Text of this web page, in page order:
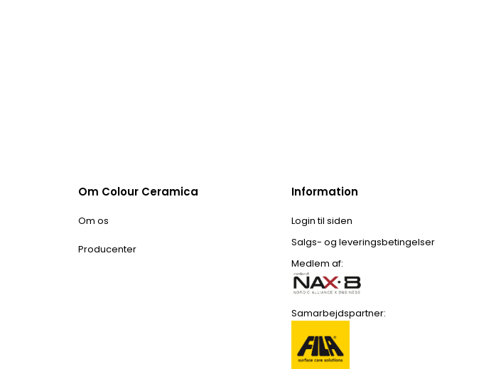
Om Colour Ceramica
Om os
Producenter
Information
Login til siden
Salgs- og leveringsbetingelser
Medlem af:
Samarbejdspartner: